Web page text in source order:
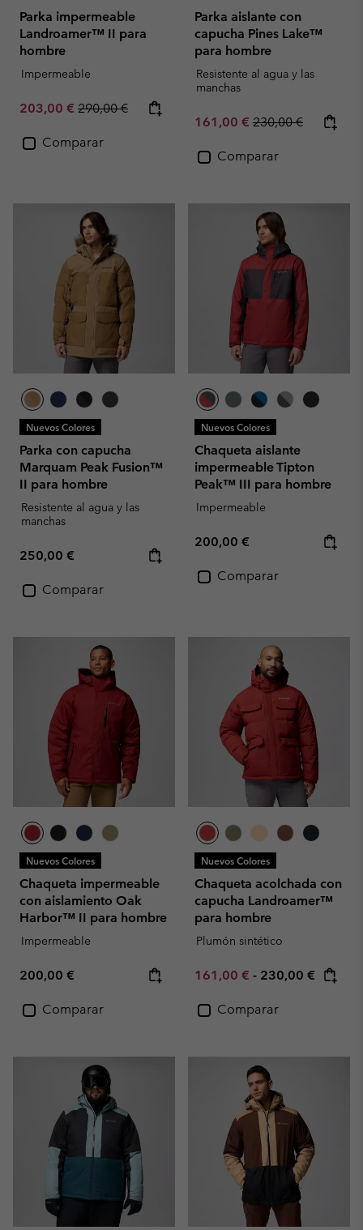
Parka impermeable
Landroamer™ II para
hombre
Impermeable
Sale price:
203,00 € Regular price:
290,00 €
Comparar
Parka aislante con
capucha Pines Lake™
para hombre
Resistente al agua y las
manchas
Sale price:
161,00 € Regular price:
230,00 €
Comparar
Nuevos Colores
Parka con capucha
Marquam Peak Fusion™
II para hombre
Resistente al agua y las
manchas
Regular price:
250,00 €
Comparar
Nuevos Colores
Chaqueta aislante
impermeable Tipton
Peak™ III para hombre
Impermeable
Regular price:
200,00 €
Comparar
Nuevos Colores
Chaqueta impermeable
con aislamiento Oak
Harbor™ II para hombre
Impermeable
Regular price:
200,00 €
Comparar
Nuevos Colores
Chaqueta acolchada con
capucha Landroamer™
para hombre
Plumón sintético
Minimum sale price:
161,00 € - Maximum price:
230,00 €
Comparar